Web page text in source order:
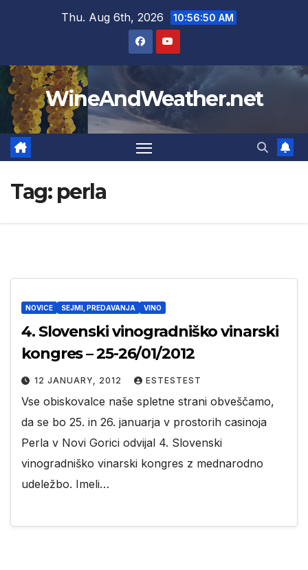
Thu. Aug 6th, 2026 10:56:51 AM
WineAndWeather.net
Tag: perla
NOVICE SEJMI, PREDAVANJA VINO
4. Slovenski vinogradniško vinarski
kongres – 25-26/01/2012
12 JANUARY, 2012 ESTESTEST
Vse obiskovalce naše spletne strani obveščamo,
da se bo 25. in 26. januarja v prostorih casinoja
Perla v Novi Gorici odvijal 4. Slovenski
vinogradniško vinarski kongres z mednarodno
udeležbo. Imeli…